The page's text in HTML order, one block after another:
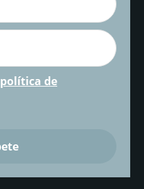
política de